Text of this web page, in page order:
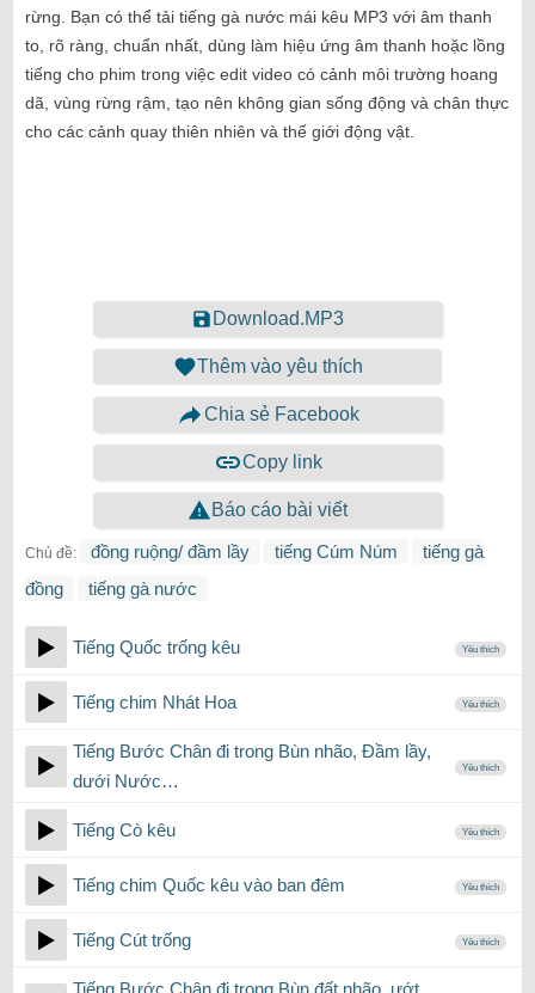
rừng. Bạn có thể tải tiếng gà nước mái kêu MP3 với âm thanh
to, rõ ràng, chuẩn nhất, dùng làm hiệu ứng âm thanh hoặc lồng
tiếng cho phim trong việc edit video có cảnh môi trường hoang
dã, vùng rừng rậm, tạo nên không gian sống động và chân thực
cho các cảnh quay thiên nhiên và thế giới động vật.
Download.MP3
Thêm vào yêu thích
Chia sẻ Facebook
Copy link
Báo cáo bài viết
Chủ đề: đồng ruộng/ đầm lầy tiếng Cúm Núm
tiếng gà
đồng
tiếng gà nước
Tiếng Quốc trống kêu Yêu thích
Tiếng chim Nhát Hoa Yêu thích
Tiếng Bước Chân đi trong Bùn nhão, Đầm lầy,
dưới Nước…
Yêu thích
Tiếng Cò kêu Yêu thích
Tiếng chim Quốc kêu vào ban đêm Yêu thích
Tiếng Cút trống Yêu thích
Tiếng Bước Chân đi trong Bùn đất nhão, ướt